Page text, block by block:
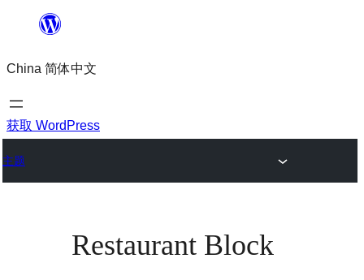
内
容
China 简体中文
获取 WordPress
主题
Restaurant Block